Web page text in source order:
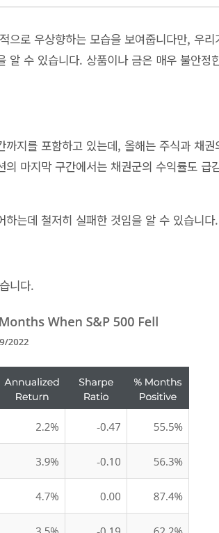
으로 우상향하는 모습을 보여줍니다만, 우리
알 수 있습니다. 상품이나 금은 매우 불안정
지를 포함하고 있는데, 올해는 주식과 채권
마지막 구간에서는 채권군의 수익률도 급
는데 철저히 실패한 것임을 알 수 있습니다.
니다.